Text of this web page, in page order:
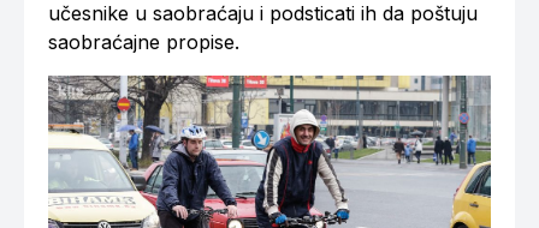
učesnike u saobraćaju i podsticati ih da poštuju
saobraćajne propise.